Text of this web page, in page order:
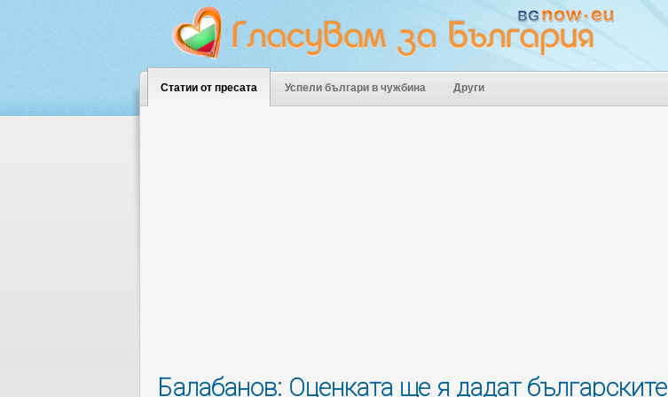
Статии от пресата Успели българи в чужбина Други
Балабанов: Оценката ще я дадат българските